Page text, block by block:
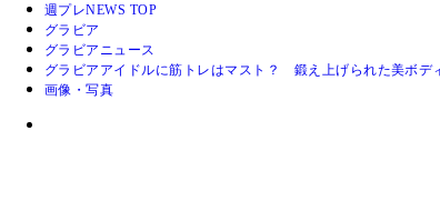
週プレNEWS TOP
グラビア
グラビアニュース
グラビアアイドルに筋トレはマスト？ 鍛え上げられた美ボデ
画像・写真